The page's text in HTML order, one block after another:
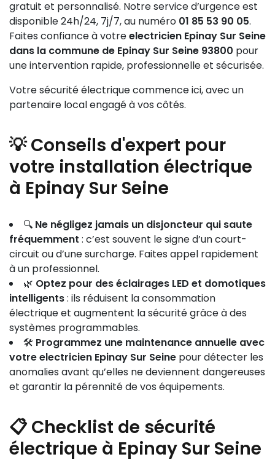
gratuit et personnalisé. Notre service d’urgence est
disponible 24h/24, 7j/7, au numéro 01 85 53 90 05.
Faites confiance à votreelectricien Epinay Sur Seine
dans la commune de Epinay Sur Seine 93800 pour
une intervention rapide, professionnelle et sécurisée.
Votre sécurité électrique commence ici, avec un
partenaire local engagé à vos côtés.
💡 Conseils d'expert pour
votre installation électrique
à Epinay Sur Seine
🔍 Ne négligez jamais un disjoncteur qui saute
fréquemment : c’est souvent le signe d’un court-
circuit ou d’une surcharge. Faites appel rapidement
à un professionnel.
🌿 Optez pour des éclairages LED et domotiques
intelligents: ils réduisent la consommation
électrique et augmentent la sécurité grâce à des
systèmes programmables.
🛠️ Programmez une maintenance annuelle avec
votre electricien Epinay Sur Seine pour détecter les
anomalies avant qu’elles ne deviennent dangereuses
et garantir la pérennité de vos équipements.
📋 Checklist de sécurité
électrique à Epinay Sur Seine